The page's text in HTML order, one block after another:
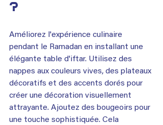
?
Améliorez l'expérience culinaire
pendant le Ramadan en installant une
élégante table d'iftar. Utilisez des
nappes aux couleurs vives, des plateaux
décoratifs et des accents dorés pour
créer une décoration visuellement
attrayante. Ajoutez des bougeoirs pour
une touche sophistiquée. Cela